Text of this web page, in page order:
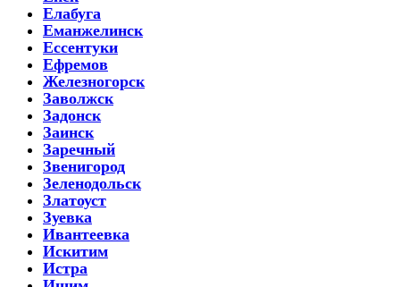
Елабуга
Еманжелинск
Ессентуки
Ефремов
Железногорск
Заволжск
Задонск
Заинск
Заречный
Звенигород
Зеленодольск
Златоуст
Зуевка
Ивантеевка
Искитим
Истра